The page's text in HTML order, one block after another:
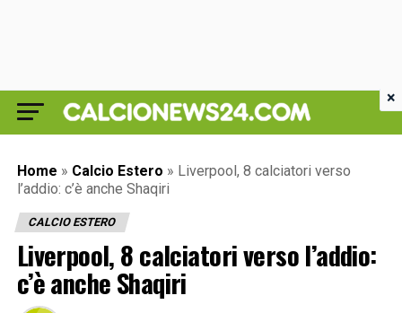
Home » Calcio Estero » Liverpool, 8 calciatori verso
l’addio: c’è anche Shaqiri
CALCIO ESTERO
Liverpool, 8 calciatori verso l’addio:
c’è anche Shaqiri
×